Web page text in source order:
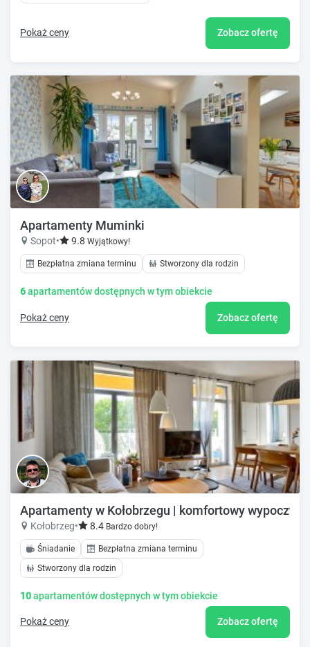
Pokaż ceny Zobacz ofertę
Apartamenty Muminki
Sopot• 9.8 Wyjątkowy!
Bezpłatna zmiana terminu Stworzony dla rodzin
6apartamentów dostępnych w tym obiekcie
Pokaż ceny Zobacz ofertę
Apartamenty w Kołobrzegu | komfortowy
Kołobrzeg• 8.4 Bardzo dobry!
Śniadanie
Bezpłatna zmiana terminu
Stworzony dla rodzin
10apartamentów dostępnych w tym obiekcie
Pokaż ceny Zobacz ofertę